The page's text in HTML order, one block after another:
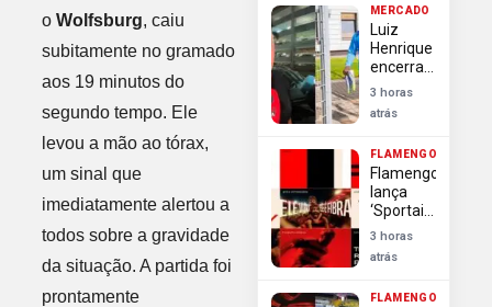
o Wolfsburg, caiu
subitamente no gramado
aos 19 minutos do
segundo tempo. Ele
levou a mão ao tórax,
um sinal que
imediatamente alertou a
todos sobre a gravidade
da situação. A partida foi
prontamente
finalizar
negociações
MERCADO
Luiz
Henrique
encerra
negociação
e não
jogará no
3 horas
atrás
FLAMENGO
Flamengo
lança
‘Sportainment’
e
moderniza
marca e
3 horas
atrás
FLAMENGO